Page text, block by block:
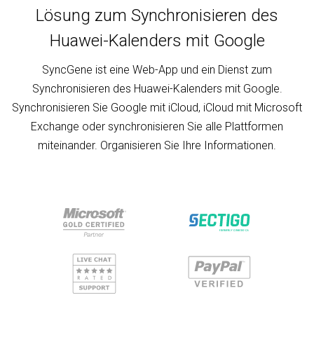
Lösung zum Synchronisieren des
Huawei-Kalenders mit Google
SyncGene ist eine Web-App und ein Dienst zum
Synchronisieren des Huawei-Kalenders mit Google.
Synchronisieren Sie Google mit iCloud, iCloud mit Microsoft
Exchange oder synchronisieren Sie alle Plattformen
miteinander. Organisieren Sie Ihre Informationen.